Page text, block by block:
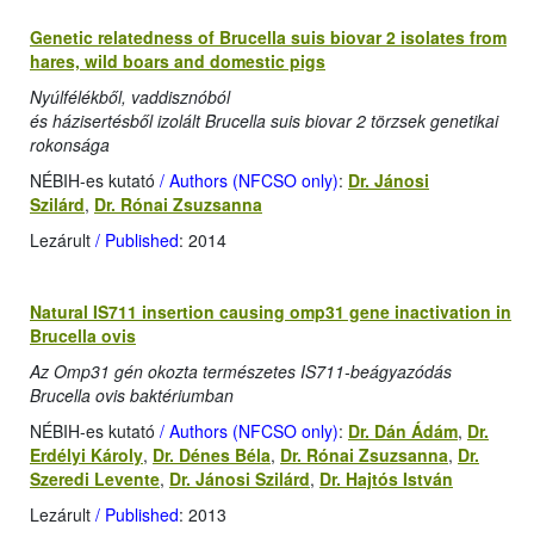
Genetic relatedness of Brucella suis biovar 2 isolates from
hares, wild boars and domestic pigs
Nyúlfélékből, vaddisznóból
és házisertésből izolált Brucella suis biovar 2 törzsek genetikai
rokonsága
NÉBIH-es kutató / Authors (NFCSO only): Dr. Jánosi
Szilárd, Dr. Rónai Zsuzsanna
Lezárult / Published: 2014
Natural IS711 insertion causing omp31 gene inactivation in
Brucella ovis
Az Omp31 gén okozta természetes IS711-beágyazódás
Brucella ovis baktériumban
NÉBIH-es kutató / Authors (NFCSO only): Dr. Dán Ádám, Dr.
Erdélyi Károly, Dr. Dénes Béla, Dr. Rónai Zsuzsanna, Dr.
Szeredi Levente, Dr. Jánosi Szilárd, Dr. Hajtós István
Lezárult / Published: 2013